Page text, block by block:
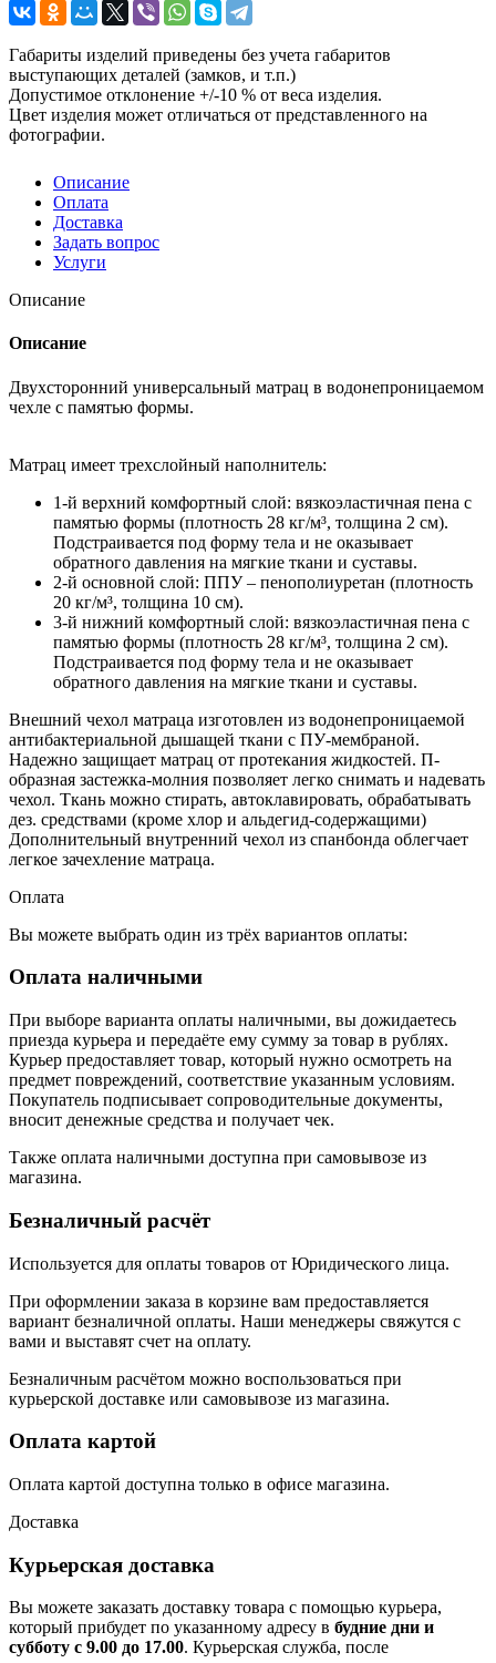
Габариты изделий приведены без учета габаритов
выступающих деталей (замков, и т.п.)
Допустимое отклонение +/-10 % от веса изделия.
Цвет изделия может отличаться от представленного на
фотографии.
Описание
Оплата
Доставка
Задать вопрос
Услуги
Описание
Описание
Двухсторонний универсальный матрац в водонепроницаемом
чехле с памятью формы.
Матрац имеет трехслойный наполнитель:
1-й верхний комфортный слой: вязкоэластичная пена с
памятью формы (плотность 28 кг/м³, толщина 2 см).
Подстраивается под форму тела и не оказывает
обратного давления на мягкие ткани и суставы.
2-й основной слой: ППУ – пенополиуретан (плотность
20 кг/м³, толщина 10 см).
3-й нижний комфортный слой: вязкоэластичная пена с
памятью формы (плотность 28 кг/м³, толщина 2 см).
Подстраивается под форму тела и не оказывает
обратного давления на мягкие ткани и суставы.
Внешний чехол матраца изготовлен из водонепроницаемой
антибактериальной дышащей ткани с ПУ-мембраной.
Надежно защищает матрац от протекания жидкостей. П-
образная застежка-молния позволяет легко снимать и надевать
чехол. Ткань можно стирать, автоклавировать, обрабатывать
дез. средствами (кроме хлор и альдегид-содержащими)
Дополнительный внутренний чехол из спанбонда облегчает
легкое зачехление матраца.
Оплата
Вы можете выбрать один из трёх вариантов оплаты:
Оплата наличными
При выборе варианта оплаты наличными, вы дожидаетесь
приезда курьера и передаёте ему сумму за товар в рублях.
Курьер предоставляет товар, который нужно осмотреть на
предмет повреждений, соответствие указанным условиям.
Покупатель подписывает сопроводительные документы,
вносит денежные средства и получает чек.
Также оплата наличными доступна при самовывозе из
магазина.
Безналичный расчёт
Используется для оплаты товаров от Юридического лица.
При оформлении заказа в корзине вам предоставляется
вариант безналичной оплаты. Наши менеджеры свяжутся с
вами и выставят счет на оплату.
Безналичным расчётом можно воспользоваться при
курьерской доставке или самовывозе из магазина.
Оплата картой
Оплата картой доступна только в офисе магазина.
Доставка
Курьерская доставка
Вы можете заказать доставку товара с помощью курьера,
который прибудет по указанному адресу в будние дни и
субботу с 9.00 до 17.00. Курьерская служба, после